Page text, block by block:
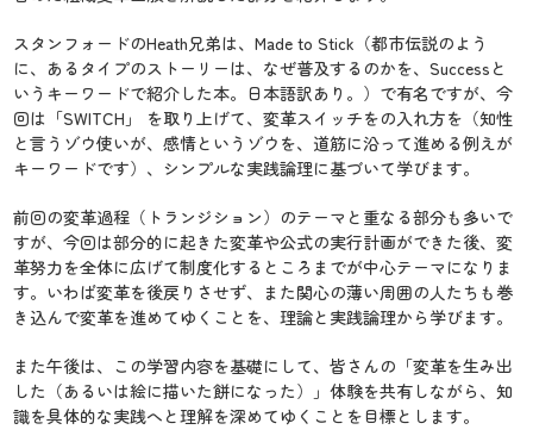
スタンフォードのHeath兄弟は、Made to Stick（都市伝説のよう
に、あるタイプのストーリーは、なぜ普及するのかを、Successと
いうキーワードで紹介した本。日本語訳あり。）で有名ですが、今
回は「SWITCH」 を取り上げて、変革スイッチをの入れ方を（知性
と言うゾウ使いが、感情というゾウを、道筋に沿って進める例えが
キーワードです）、シンプルな実践論理に基づいて学びます。
前回の変革過程（トランジション）のテーマと重なる部分も多いで
すが、今回は部分的に起きた変革や公式の実行計画ができた後、変
革努力を全体に広げて制度化するところまでが中心テーマになりま
す。いわば変革を後戻りさせず、また関心の薄い周囲の人たちも巻
き込んで変革を進めてゆくことを、理論と実践論理から学びます。
また午後は、この学習内容を基礎にして、皆さんの「変革を生み出
した（あるいは絵に描いた餅になった）」体験を共有しながら、知
識を具体的な実践へと理解を深めてゆくことを目標とします。